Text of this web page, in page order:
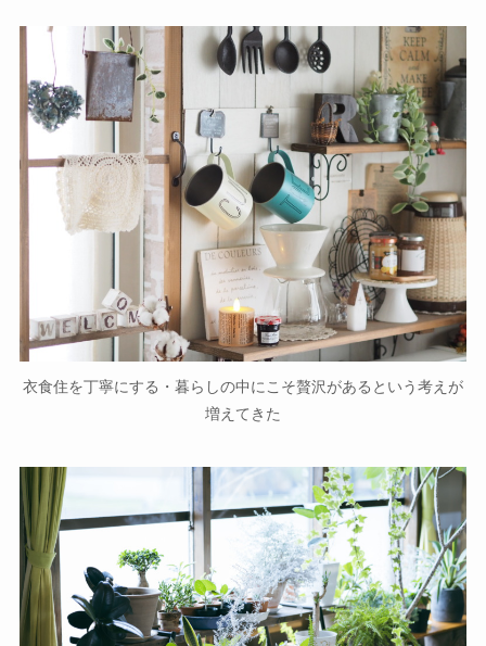
衣食住を丁寧にする・暮らしの中にこそ贅沢があるという考えが
増えてきた